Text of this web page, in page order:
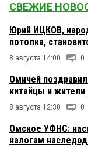
СВЕЖИЕ
Юрий ИЦКОВ,
потолка,
8 августа 14:00 0
Омичей
китайцы и жители
8 августа 12:30 0
Омское УФНС:
налогам